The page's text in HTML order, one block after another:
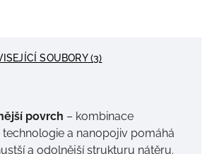
SOUBORY (3)
povrch – kombinace
technologie a nanopojiv pomáhá
a odolnější strukturu nátěru.